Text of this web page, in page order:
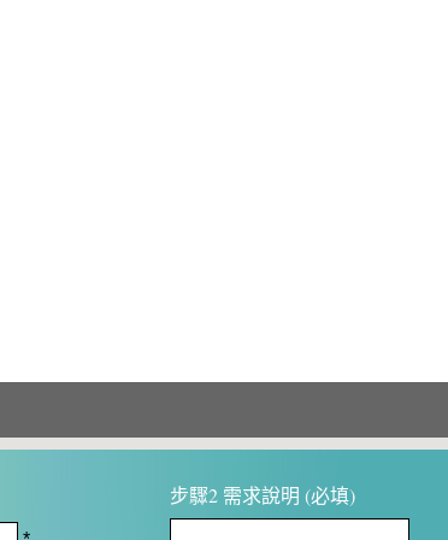
步驟2 需求說明 (必填)